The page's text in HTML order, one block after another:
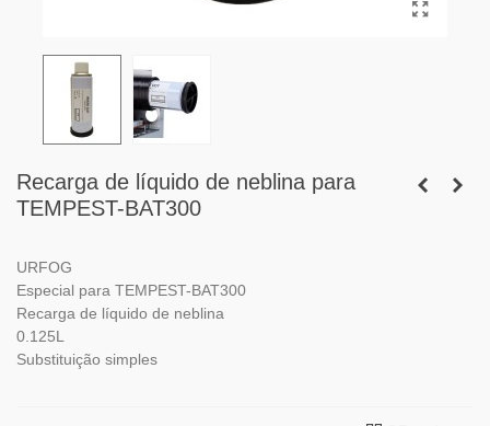
Recarga de líquido de neblina para
TEMPEST-BAT300
URFOG
Especial para TEMPEST-BAT300
Recarga de líquido de neblina
0.125L
Substituição simples